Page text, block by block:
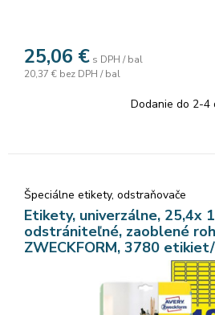
25,06 € s DPH / bal
20,37 € bez DPH / bal
Dodanie do 2-4
Špeciálne etikety, odstraňovače
Etikety, univerzálne, 25,4x
odstrániteľné, zaoblené
ZWECKFORM, 3780